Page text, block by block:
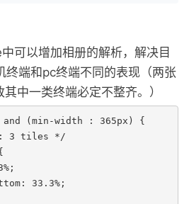
可以增加相册的解析，解决目
终端和pc终端不同的表现（两张
中一类终端必定不整齐。）